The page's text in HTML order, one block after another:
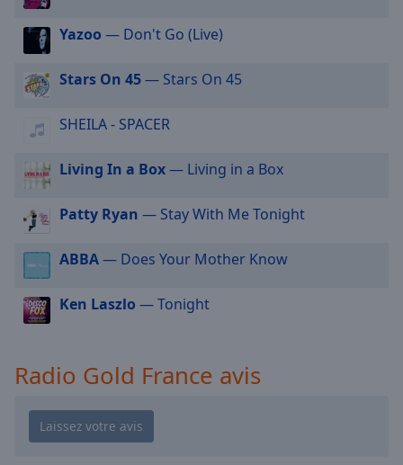
modal
window.
Beginning
dialog
Escape
cancel
close
window.
Opacity
Yazoo — Don't Go (Live)
Stars On 45— Stars On 45
SHEILA - SPACER
Living In a Box— Living in a Box
Patty Ryan — Stay With Me Tonight
ABBA— Does Your Mother Know
Ken Laszlo — Tonight
Radio Gold France avis